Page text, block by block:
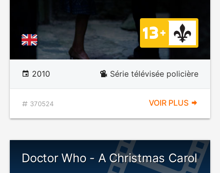
2010 Série télévisée policière
370524 VOIR PLUS
Doctor Who - A Christmas Carol